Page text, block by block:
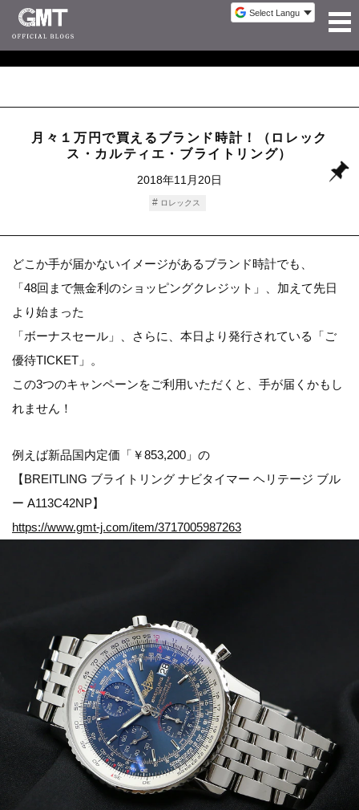
月々１万円で買えるブランド時計！（ロレック
ス・カルティエ・ブライトリング）
2018年11月20日
ロレックス
どこか手が届かないイメージがあるブランド時計でも、
「48回まで無金利のショッピングクレジット 」、加えて先日
より始まった
「ボーナスセール 」、さらに、本日より発行されている「ご
優待TICKET 」。
この3つのキャンペーンをご利用いただくと、手が届くかもし
れません！
例えば新品国内定価「￥853,200」の
【BREITLING ブライトリング ナビタイマー ヘリテージ ブル
ー A113C42NP】
https://www.gmt-j.com/item/3717005987263